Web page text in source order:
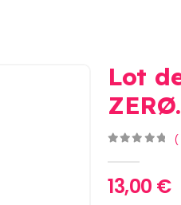
Lot
(
13,00 €